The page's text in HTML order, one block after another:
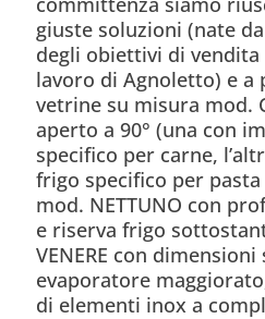
giuste soluzioni (nate
degli obiettivi di
lavoro di Agnoletto) e
vetrine su misura mod.
aperto a 90° (una con
specifico per carne,
frigo specifico per
mod. NETTUNO con
e riserva frigo
VENERE con dimensioni
evaporatore
di elementi inox a